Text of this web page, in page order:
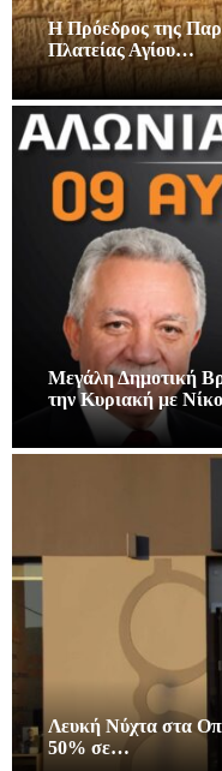
Η Πρόεδρος της
Πλατείας Αγίου…
Μεγάλη Δημοτική
την Κυριακή με
Λευκή Νύχτα στα
50% σε…